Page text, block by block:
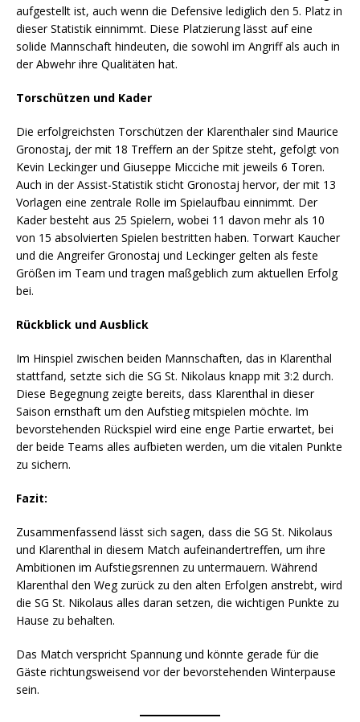
aufgestellt ist, auch wenn die Defensive lediglich den 5. Platz in
dieser Statistik einnimmt. Diese Platzierung lässt auf eine
solide Mannschaft hindeuten, die sowohl im Angriff als auch in
der Abwehr ihre Qualitäten hat.
Torschützen und Kader
Die erfolgreichsten Torschützen der Klarenthaler sind Maurice
Gronostaj, der mit 18 Treffern an der Spitze steht, gefolgt von
Kevin Leckinger und Giuseppe Micciche mit jeweils 6 Toren.
Auch in der Assist-Statistik sticht Gronostaj hervor, der mit 13
Vorlagen eine zentrale Rolle im Spielaufbau einnimmt. Der
Kader besteht aus 25 Spielern, wobei 11 davon mehr als 10
von 15 absolvierten Spielen bestritten haben. Torwart Kaucher
und die Angreifer Gronostaj und Leckinger gelten als feste
Größen im Team und tragen maßgeblich zum aktuellen Erfolg
bei.
Rückblick und Ausblick
Im Hinspiel zwischen beiden Mannschaften, das in Klarenthal
stattfand, setzte sich die SG St. Nikolaus knapp mit 3:2 durch.
Diese Begegnung zeigte bereits, dass Klarenthal in dieser
Saison ernsthaft um den Aufstieg mitspielen möchte. Im
bevorstehenden Rückspiel wird eine enge Partie erwartet, bei
der beide Teams alles aufbieten werden, um die vitalen Punkte
zu sichern.
Fazit:
Zusammenfassend lässt sich sagen, dass die SG St. Nikolaus
und Klarenthal in diesem Match aufeinandertreffen, um ihre
Ambitionen im Aufstiegsrennen zu untermauern. Während
Klarenthal den Weg zurück zu den alten Erfolgen anstrebt, wird
die SG St. Nikolaus alles daran setzen, die wichtigen Punkte zu
Hause zu behalten.
Das Match verspricht Spannung und könnte gerade für die
Gäste richtungsweisend vor der bevorstehenden Winterpause
sein.